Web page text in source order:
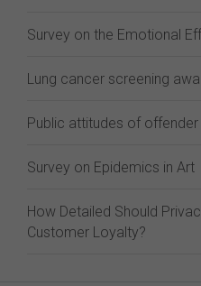
Survey on the Emotional
Lung cancer screening
Public attitudes of
Survey on Epidemics in Art
How Detailed Should
Customer Loyalty?